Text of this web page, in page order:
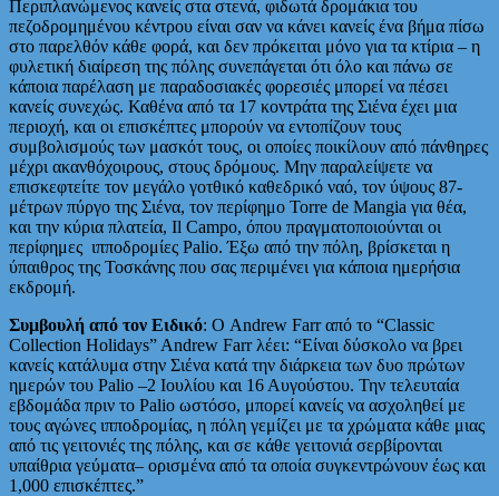
Περιπλανώμενος κανείς στα στενά, φιδωτά δρομάκια του
πεζοδρομημένου κέντρου είναι σαν να κάνει κανείς ένα βήμα πίσω
στο παρελθόν κάθε φορά, και δεν πρόκειται μόνο για τα κτίρια – η
φυλετική διαίρεση της πόλης συνεπάγεται ότι όλο και πάνω σε
κάποια παρέλαση με παραδοσιακές φορεσιές μπορεί να πέσει
κανείς συνεχώς. Καθένα από τα 17 κοντράτα της Σιένα έχει μια
περιοχή, και οι επισκέπτες μπορούν να εντοπίζουν τους
συμβολισμούς των μασκότ τους, οι οποίες ποικίλουν από πάνθηρες
μέχρι ακανθόχοιρους, στους δρόμους. Μην παραλείψετε να
επισκεφτείτε τον μεγάλο γοτθικό καθεδρικό ναό, τον ύψους 87-
μέτρων πύργο της Σιένα, τον περίφημο Torre de Mangia για θέα,
και την κύρια πλατεία, Il Campo, όπου πραγματοποιούνται οι
περίφημες ιπποδρομίες Palio. Έξω από την πόλη, βρίσκεται η
ύπαιθρος της Τοσκάνης που σας περιμένει για κάποια ημερήσια
εκδρομή.
Συμβουλή από τον Ειδικό: Ο Andrew Farr από το “Classic
Collection Holidays” Andrew Farr λέει: “Είναι δύσκολο να βρει
κανείς κατάλυμα στην Σιένα κατά την διάρκεια των δυο πρώτων
ημερών του Palio –2 Ιουλίου και 16 Αυγούστου. Την τελευταία
εβδομάδα πριν το Palio ωστόσο, μπορεί κανείς να ασχοληθεί με
τους αγώνες ιπποδρομίας, η πόλη γεμίζει με τα χρώματα κάθε μιας
από τις γειτονιές της πόλης, και σε κάθε γειτονιά σερβίρονται
υπαίθρια γεύματα– ορισμένα από τα οποία συγκεντρώνουν έως και
1,000 επισκέπτες.”